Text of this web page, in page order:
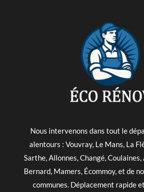
Nous intervenons dans tout le
alentours : Vouvray, Le Mans, La
Sarthe, Allonnes, Changé,
Bernard, Mamers, Écommoy, et de
communes. Déplacement rapide